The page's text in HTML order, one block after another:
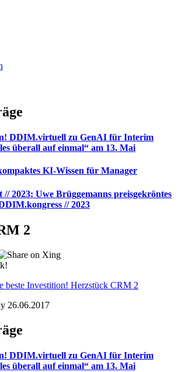
DDIM.virtuell zu GenAI für Interim
überall auf einmal“ am 13. Mai
KI-Wissen für Manager
2023: Uwe Brüggemanns preisgekröntes
// 2023
2
26.06.2017
DDIM.virtuell zu GenAI für Interim
überall auf einmal“ am 13. Mai